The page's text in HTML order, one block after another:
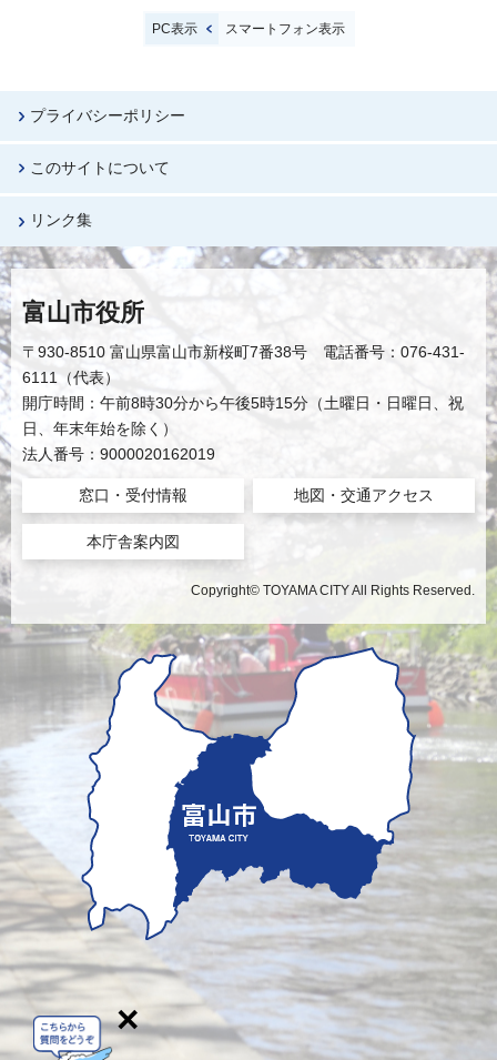
PC表示 スマートフォン表示
プライバシーポリシー
このサイトについて
リンク集
富山市役所
〒930-8510 富山県富山市新桜町7番38号 電話番号：076-431-
6111（代表）
開庁時間：午前8時30分から午後5時15分（土曜日・日曜日、祝
日、年末年始を除く）
法人番号：9000020162019
窓口・受付情報 地図・交通アクセス
本庁舎案内図
Copyright© TOYAMA CITY All Rights Reserved.
×